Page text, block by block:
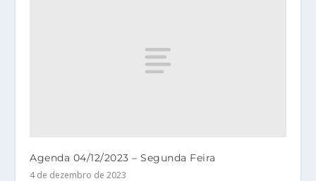
Agenda 04/12/2023 – Segunda Feira
4 de dezembro de 2023